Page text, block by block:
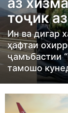
n
t
h
s
a
g
o
тоҷик
Ин ва дигар
ҳафтаи
ҷамъбастии
тамошо